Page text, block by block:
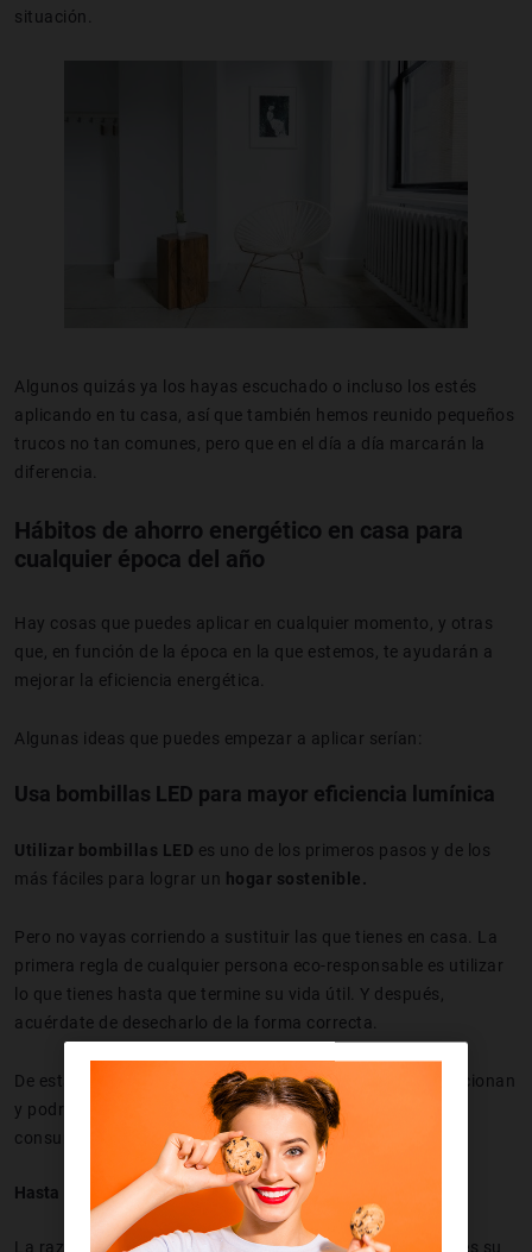
situación.
Algunos quizás ya los hayas escuchado o incluso los estés
aplicando en tu casa, así que también hemos reunido pequeños
trucos no tan comunes, pero que en el día a día marcarán la
diferencia.
Hábitos de ahorro energético en casa para
cualquier época del año
Hay cosas que puedes aplicar en cualquier momento, y otras
que, en función de la época en la que estemos, te ayudarán a
mejorar la eficiencia energética.
Algunas ideas que puedes empezar a aplicar serían:
Usa bombillas LED para mayor eficiencia lumínica
Utilizar bombillas LED es uno de los primeros pasos y de los
más fáciles para lograr un hogar sostenible.
Pero no vayas corriendo a sustituir las que tienes en casa. La
primera regla de cualquier persona eco-responsable es utilizar
lo que tienes hasta que termine su vida útil. Y después,
acuérdate de desecharlo de la forma correcta.
De esta manera no desperdiciarás bombillas que aún funcionan
y podrás cambiarlas de forma gradual por otras de bajo
consumo.
Hasta 150 lúmenes por watt
La razón por la que te recomendamos las bombillas LED es su